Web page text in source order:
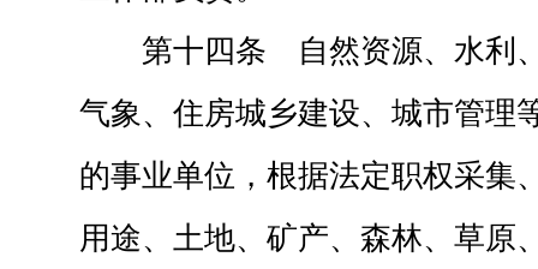
第十四条 自然资源、水利
气象、住房城乡建设、城市管理
的事业单位，根据法定职权采集
用途、土地、矿产、森林、草原